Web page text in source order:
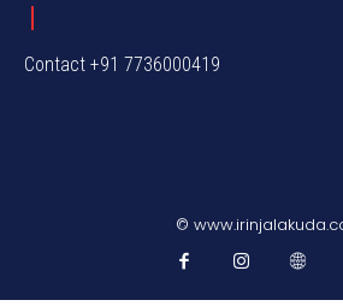
Contact +91 7736000419
©